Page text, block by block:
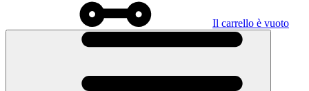
Il carrello è vuoto